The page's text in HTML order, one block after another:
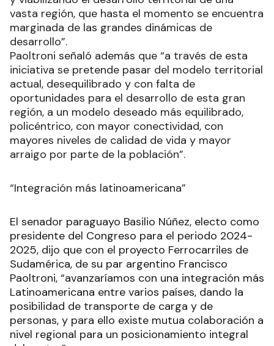
vasta región, que hasta el momento se encuentra
marginada de las grandes dinámicas de
desarrollo”.
Paoltroni señaló además que “a través de esta
iniciativa se pretende pasar del modelo territorial
actual, desequilibrado y con falta de
oportunidades para el desarrollo de esta gran
región, a un modelo deseado más equilibrado,
policéntrico, con mayor conectividad, con
mayores niveles de calidad de vida y mayor
arraigo por parte de la población”.
“Integración más latinoamericana”
El senador paraguayo Basilio Núñez, electo como
presidente del Congreso para el periodo 2024-
2025, dijo que con el proyecto Ferrocarriles de
Sudamérica, de su par argentino Francisco
Paoltroni, “avanzaríamos con una integración más
Latinoamericana entre varios países, dando la
posibilidad de transporte de carga y de
personas, y para ello existe mutua colaboración a
nivel regional para un posicionamiento integral